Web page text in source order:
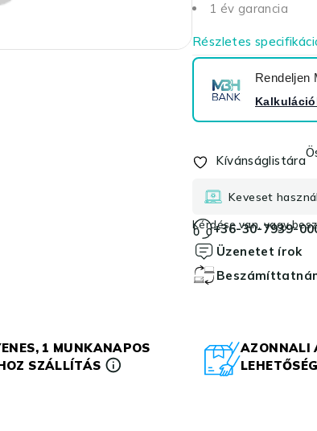
1 év garancia
Részletes
Rendeljen
Kívánságlistára
Keveset
Kérdése van, vagy
+36-30-7939-
Üzenetet írok
1 MUNKANAPOS
SZÁLLÍTÁS
AZONNALI